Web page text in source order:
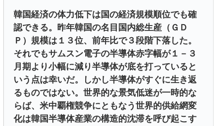
韓国経済の体力低下は国の経済規模順位でも確
認できる。昨年韓国の名目国内総生産（ＧＤ
Ｐ）規模は１３位、前年比で３段階下落した。
それでもサムスン電子の半導体赤字幅が１－３
月期より小幅に減り半導体が底を打っていると
いう点は幸いだ。しかし半導体がすぐに生き返
るものではない。世界的な景気低迷が一時的な
らば、米中覇権競争にともなう世界的供給網変
化は韓国半導体産業の構造的沈滞を呼び起こす